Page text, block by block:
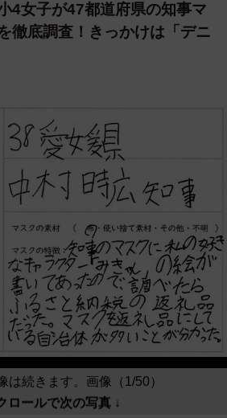
4女子が47都道府県の知事マ
徹底調査！きっかけは「デニ
は続きます。画像（1/50）
ロールで次の写真 ↓